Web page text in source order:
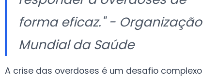
forma eficaz." - Organização
Mundial da Saúde
A crise das overdoses é um desafio complexo